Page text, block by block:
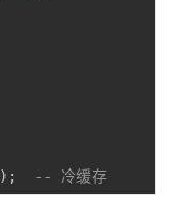
) ; -- 冷缓存